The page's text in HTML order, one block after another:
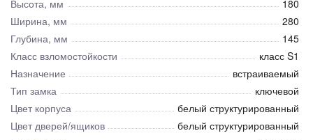
Высота, мм
180
Ширина, мм
280
Глубина, мм
145
Класс взломостойкости
класс S1
Назначение
встраиваемый
Тип замка
ключевой
Цвет корпуса
белый структурированный
Цвет дверей/ящиков
белый структурированный